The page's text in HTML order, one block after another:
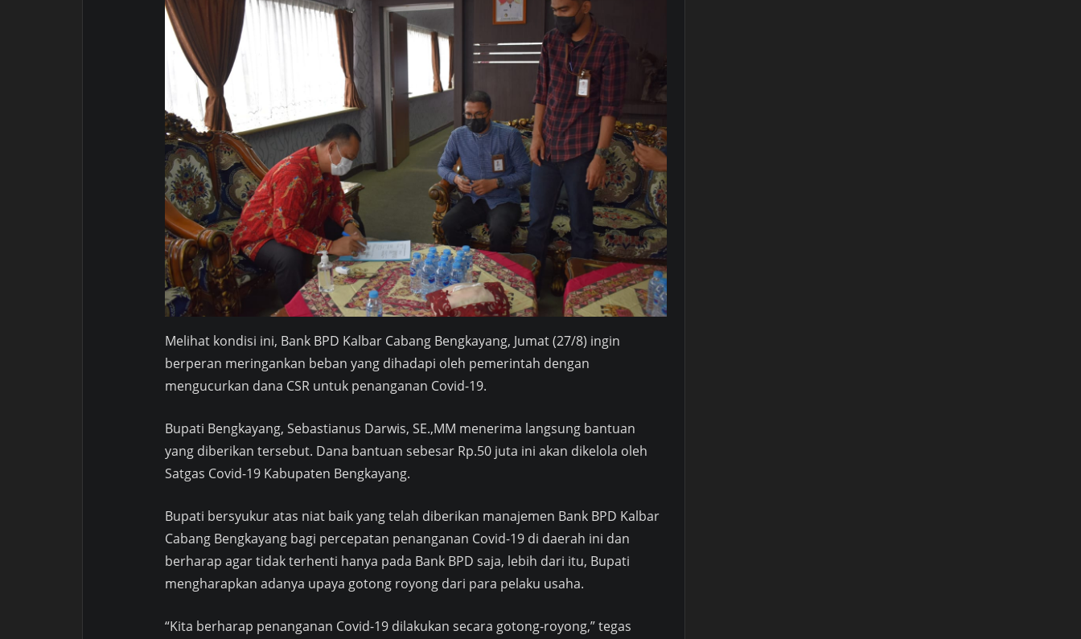
Melihat kondisi ini, Bank BPD Kalbar Cabang Bengkayang, Jumat (27/8) ingin
berperan meringankan beban yang dihadapi oleh pemerintah dengan
mengucurkan dana CSR untuk penanganan Covid-19.
Bupati Bengkayang, Sebastianus Darwis, SE.,MM menerima langsung bantuan
yang diberikan tersebut. Dana bantuan sebesar Rp.50 juta ini akan dikelola oleh
Satgas Covid-19 Kabupaten Bengkayang.
Bupati bersyukur atas niat baik yang telah diberikan manajemen Bank BPD Kalbar
Cabang Bengkayang bagi percepatan penanganan Covid-19 di daerah ini dan
berharap agar tidak terhenti hanya pada Bank BPD saja, lebih dari itu, Bupati
mengharapkan adanya upaya gotong royong dari para pelaku usaha.
“Kita berharap penanganan Covid-19 dilakukan secara gotong-royong,” tegas